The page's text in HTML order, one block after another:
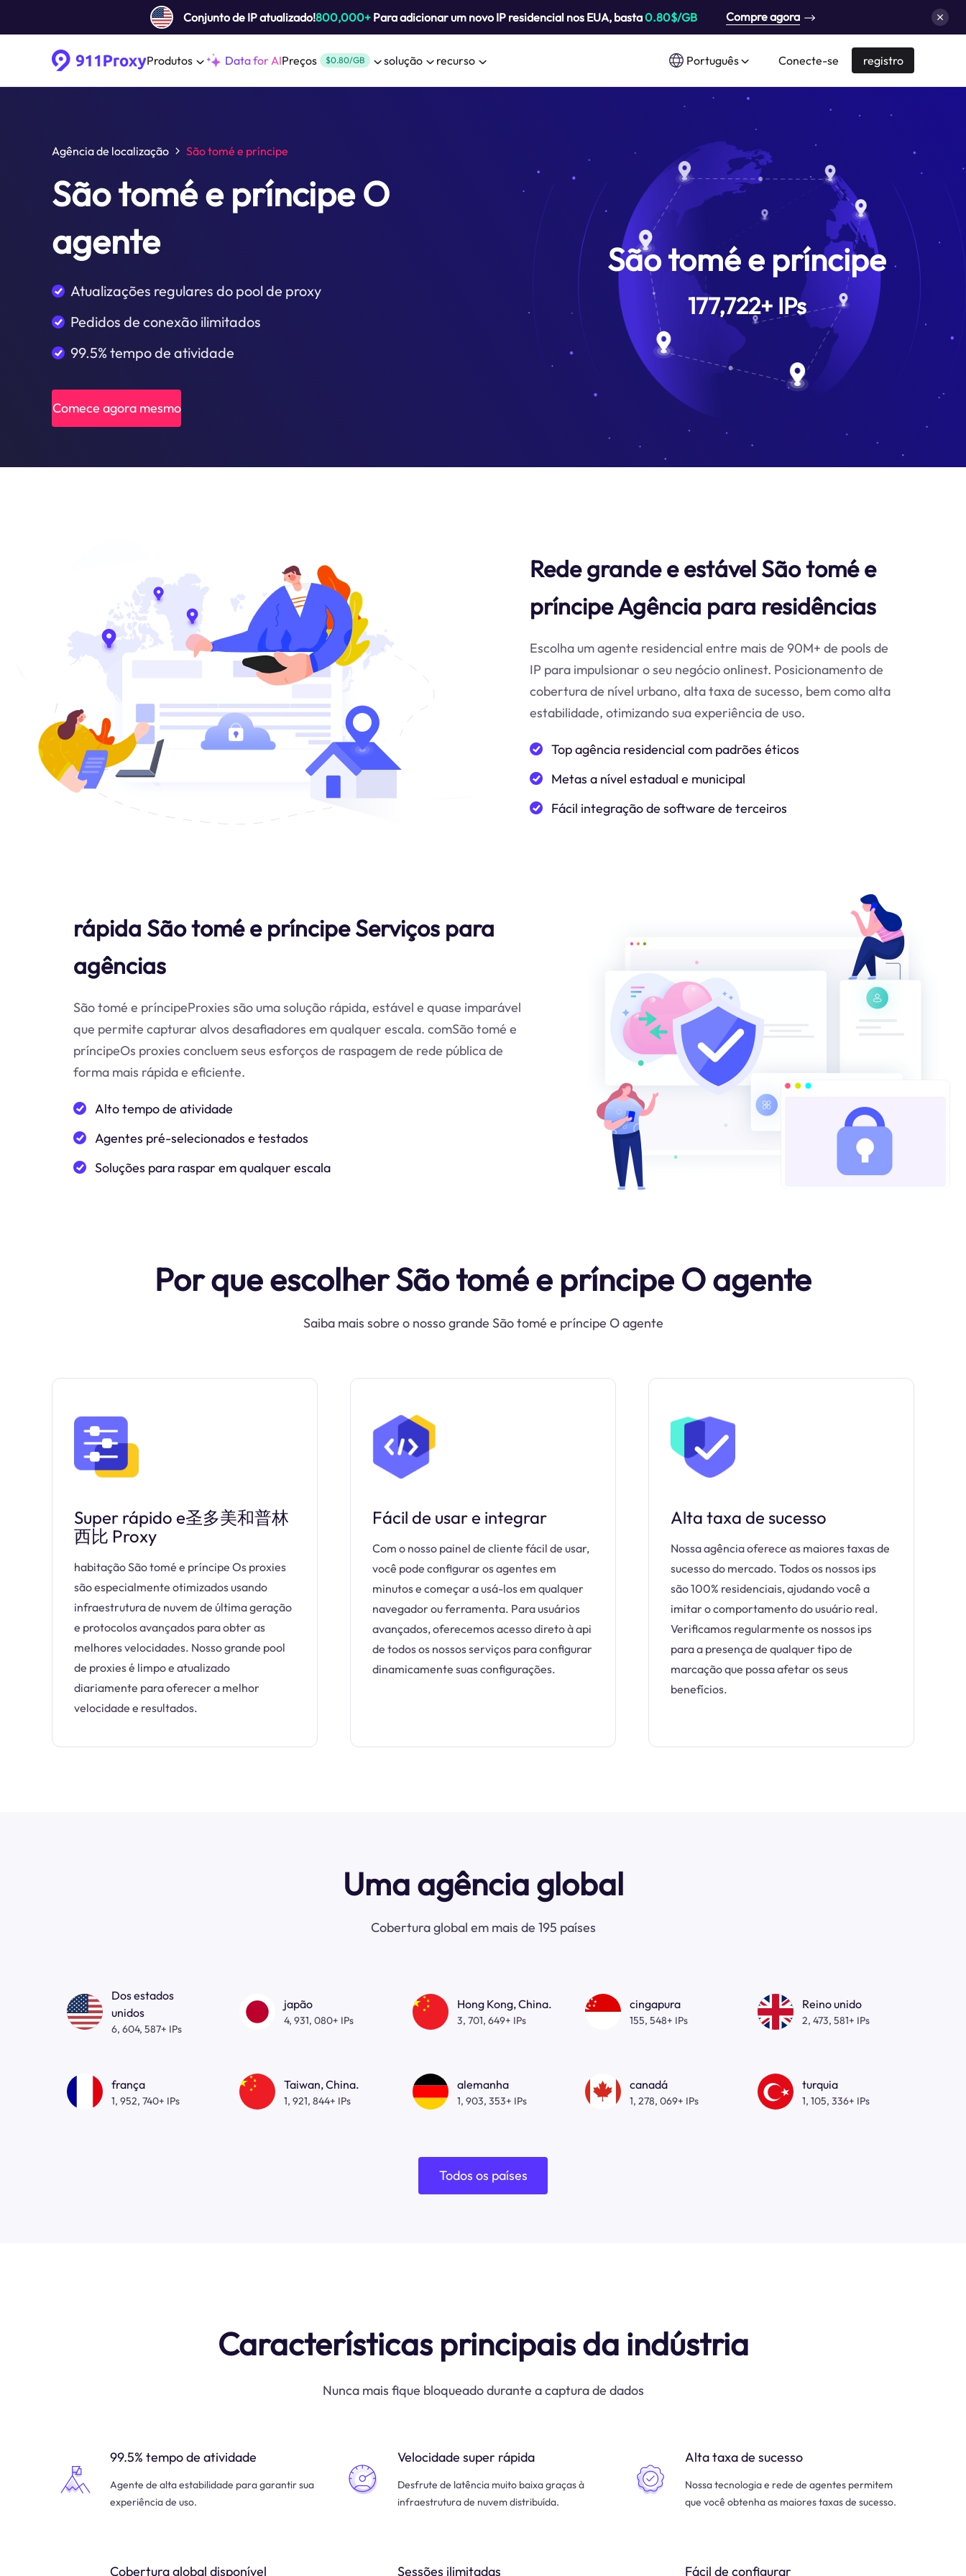
Conjunto de IP atualizado!800,000+ Para adicionar um novo IP residencial nos EUA, basta0.80$/GB Compre agora
Produtos Data for AIPreços $0.80/GB solução recurso Português Conecte-se registro
Agência de localização São tomé e príncipe
São tomé e príncipe O
agente
Atualizações regulares do pool de proxy
Pedidos de conexão ilimitados
99.5% tempo de atividade
Comece agora mesmo
São tomé e príncipe
177,722+IPs
Rede grande e estável São tomé e
príncipe Agência para residências
Escolha um agente residencial entre mais de 90M+ de pools de
IP para impulsionar o seu negócio onlinest. Posicionamento de
cobertura de nível urbano, alta taxa de sucesso, bem como alta
estabilidade, otimizando sua experiência de uso.
Top agência residencial com padrões éticos
Metas a nível estadual e municipal
Fácil integração de software de terceiros
rápida São tomé e príncipe Serviços para
agências
São tomé e príncipeProxies são uma solução rápida, estável e quase imparável
que permite capturar alvos desafiadores em qualquer escala. comSão tomé e
príncipeOs proxies concluem seus esforços de raspagem de rede pública de
forma mais rápida e eficiente.
Alto tempo de atividade
Agentes pré-selecionados e testados
Soluções para raspar em qualquer escala
Por que escolher São tomé e príncipe O agente
Saiba mais sobre o nosso grande São tomé e príncipe O agente
Super rápido e圣多美和普林
西比 Proxy
habitação São tomé e príncipe Os proxies
são especialmente otimizados usando
infraestrutura de nuvem de última geração
e protocolos avançados para obter as
melhores velocidades. Nosso grande pool
de proxies é limpo e atualizado
diariamente para oferecer a melhor
velocidade e resultados.
Fácil de usar e integrar
Com o nosso painel de cliente fácil de usar,
você pode configurar os agentes em
minutos e começar a usá-los em qualquer
navegador ou ferramenta. Para usuários
avançados, oferecemos acesso direto à api
de todos os nossos serviços para configurar
dinamicamente suas configurações.
Alta taxa de sucesso
Nossa agência oferece as maiores taxas de
sucesso do mercado. Todos os nossos ips
são 100% residenciais, ajudando você a
imitar o comportamento do usuário real.
Verificamos regularmente os nossos ips
para a presença de qualquer tipo de
marcação que possa afetar os seus
benefícios.
Uma agência global
Cobertura global em mais de 195 países
Dos estados
unidos
6, 604, 587+ IPs
japão
4, 931, 080+ IPs
Hong Kong, China.
3, 701, 649+ IPs
cingapura
155, 548+ IPs
Reino unido
2, 473, 581+ IPs
frança
1, 952, 740+ IPs
Taiwan, China.
1, 921, 844+ IPs
alemanha
1, 903, 353+ IPs
canadá
1, 278, 069+ IPs
turquia
1, 105, 336+ IPs
Todos os países
Características principais da indústria
Nunca mais fique bloqueado durante a captura de dados
99.5% tempo de atividade
Agente de alta estabilidade para garantir sua
experiência de uso.
Velocidade super rápida
Desfrute de latência muito baixa graças à
infraestrutura de nuvem distribuída.
Alta taxa de sucesso
Nossa tecnologia e rede de agentes permitem
que você obtenha as maiores taxas de sucesso.
Cobertura global disponível Sessões ilimitadas Fácil de configurar